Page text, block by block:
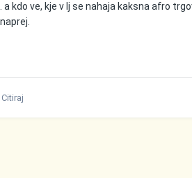
a kdo ve, kje v lj se nahaja kaksna afro
Citiraj